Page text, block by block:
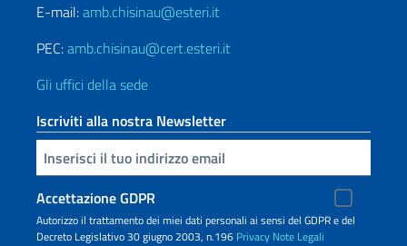
E-mail:amb.chisinau@esteri.it
PEC:amb.chisinau@cert.esteri.it
Gli uffici della sede
Iscriviti alla nostra Newsletter
Inserisci la tua email
Accettazione GDPR
Autorizzo il trattamento dei miei dati personali ai sensi del GDPR e del
Decreto Legislativo 30 giugno 2003, n.196 Privacy Note Legali